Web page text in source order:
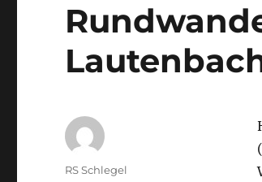
Autor
RS Schlegel